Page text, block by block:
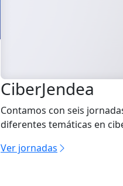
CiberJendea
Contamos con seis
diferentes temáticas en
Ver jornadas